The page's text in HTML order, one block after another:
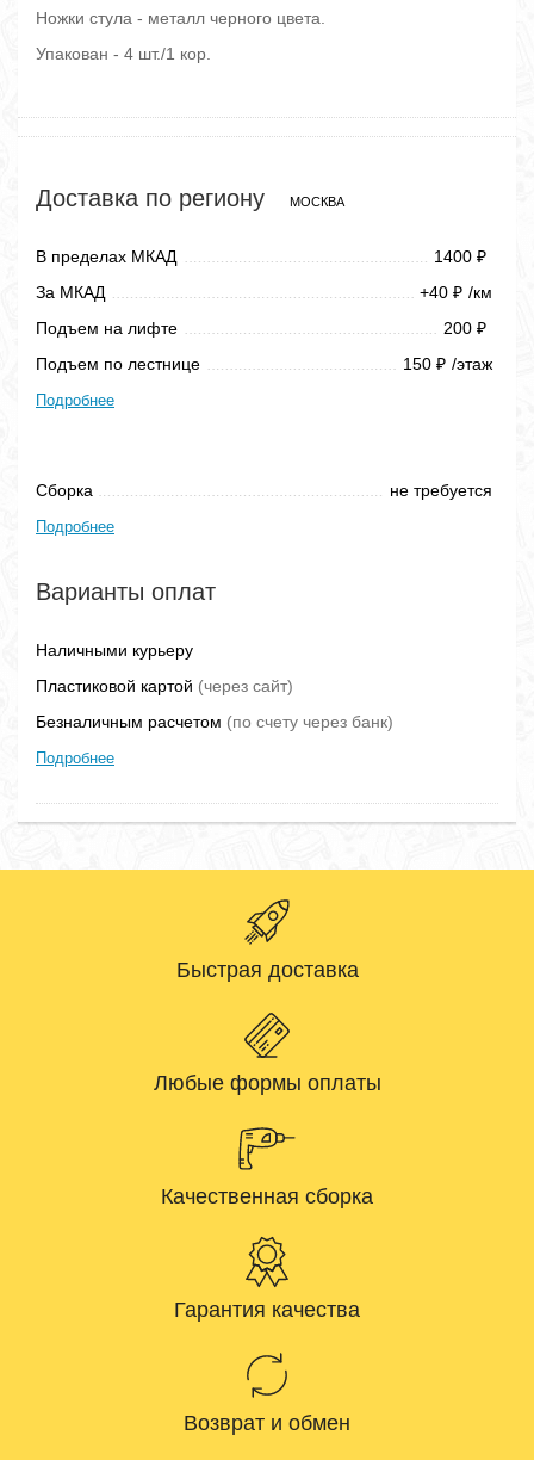
Ножки стула - металл черного цвета.
Упакован - 4 шт./1 кор.
Доставка по региону МОСКВА
В пределах МКАД 1400 ₽
За МКАД +40 ₽ /км
Подъем на лифте
200 ₽
Подъем по лестнице 150 ₽ /этаж
Подробнее
Сборка не требуется
Подробнее
Варианты оплат
Наличными курьеру
Пластиковой картой (через сайт)
Безналичным расчетом (по счету через банк)
Подробнее
Быстрая доставка
Любые формы оплаты
Качественная сборка
Гарантия качества
Возврат и обмен